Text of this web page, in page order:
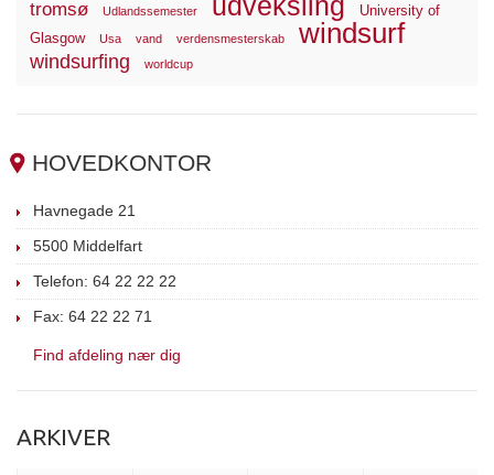
tromsø Udlandssemester
University of
Glasgow
Usa vand verdensmesterskab windsurf
windsurfing worldcup
HOVEDKONTOR
Havnegade 21
5500 Middelfart
Telefon: 64 22 22 22
Fax: 64 22 22 71
Find afdeling nær dig
ARKIVER